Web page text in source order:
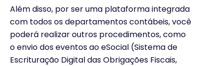
Além disso, por ser uma plataforma integrada
com todos os departamentos contábeis, você
poderá realizar outros procedimentos, como
o envio dos eventos ao eSocial (Sistema de
Escrituração Digital das Obrigações Fiscais,